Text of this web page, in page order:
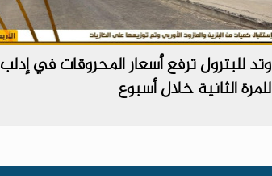
وتد للبترول ترفع أسعار المحروقات في إدلب
للمرة الثانية خلال أسبوع